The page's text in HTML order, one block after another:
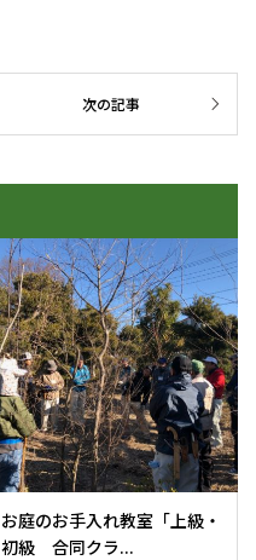
お庭のお手入れ教室「上級・
初級 合同クラ...